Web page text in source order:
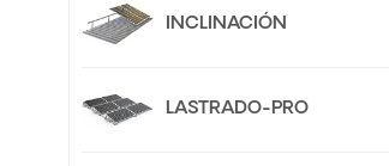
INCLINACIÓN
LASTRADO-PRO